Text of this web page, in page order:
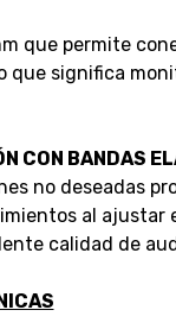
que permite
que significa
CON BANDAS
no deseadas
al ajustar
calidad de